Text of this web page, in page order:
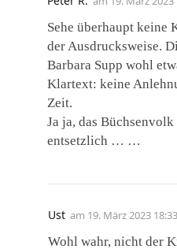
Sehe überhaupt keine
der Ausdrucksweise.
Barbara Supp wohl
Klartext: keine
Zeit.
Ja ja, das
entsetzlich … …
Ust am 19. März 2023 18:33
Wohl wahr, nicht der